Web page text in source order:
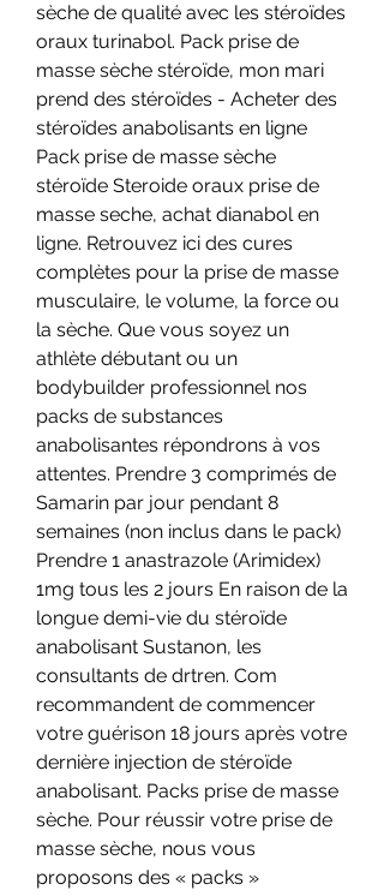
sèche de qualité avec les stéroïdes
oraux turinabol. Pack prise de
masse sèche stéroïde, mon mari
prend des stéroïdes - Acheter des
stéroïdes anabolisants en ligne
Pack prise de masse sèche
stéroïde Steroide oraux prise de
masse seche, achat dianabol en
ligne. Retrouvez ici des cures
complètes pour la prise de masse
musculaire, le volume, la force ou
la sèche. Que vous soyez un
athlète débutant ou un
bodybuilder professionnel nos
packs de substances
anabolisantes répondrons à vos
attentes. Prendre 3 comprimés de
Samarin par jour pendant 8
semaines (non inclus dans le pack)
Prendre 1 anastrazole (Arimidex)
1mg tous les 2 jours En raison de la
longue demi-vie du stéroïde
anabolisant Sustanon, les
consultants de drtren. Com
recommandent de commencer
votre guérison 18 jours après votre
dernière injection de stéroïde
anabolisant. Packs prise de masse
sèche. Pour réussir votre prise de
masse sèche, nous vous
proposons des « packs »